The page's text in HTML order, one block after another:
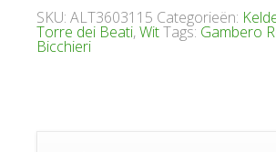
SKU: ALT3603115 Categorieën:
Torre dei Beati,WitTags: Gambero
Bicchieri